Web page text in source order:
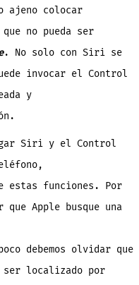
ajeno colocar
no pueda ser
. No solo con Siri se
invocar el Control
y
Siri y el Control
estas funciones. Por
que Apple busque una
debemos olvidar que
ser localizado por